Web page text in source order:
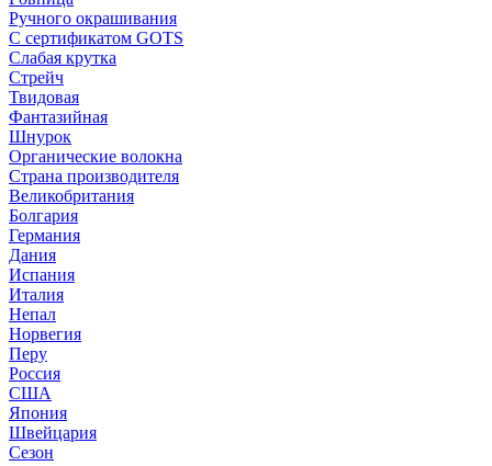
Ручного окрашивания
С сертификатом GOTS
Слабая крутка
Стрейч
Твидовая
Фантазийная
Шнурок
Органические волокна
Страна производителя
Великобритания
Болгария
Германия
Дания
Испания
Италия
Непал
Норвегия
Перу
Россия
США
Япония
Швейцария
Сезон